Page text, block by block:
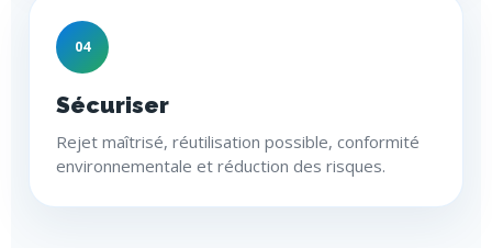
04
Sécuriser
Rejet maîtrisé, réutilisation possible, conformité
environnementale et réduction des risques.